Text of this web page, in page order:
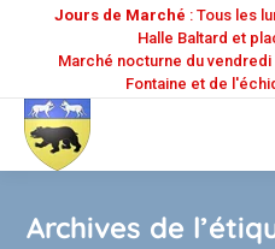
Jours de Marché : Tous les
Halle Baltard et
Marché nocturne du vendredi
Fontaine et de
Archives de